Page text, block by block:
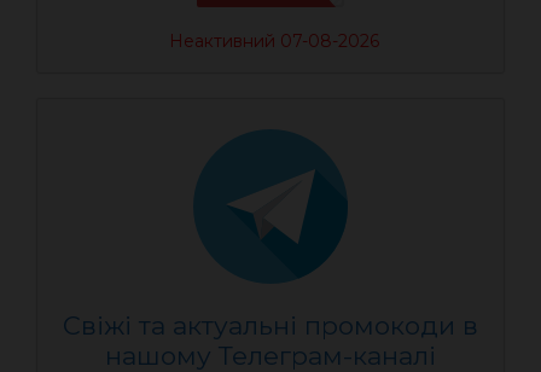
Неактивний 07-08-2026
Свіжі та актуальні промокоди в
нашому Телеграм-каналі